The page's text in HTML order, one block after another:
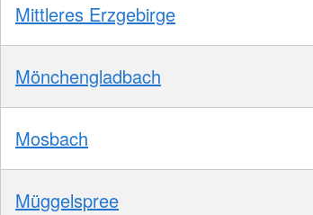
Mittleres Erzgebirge
Mönchengladbach
Mosbach
Müggelspree